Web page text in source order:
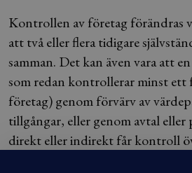
Kontrollen av företag förändras
att två eller flera tidigare
samman. Det kan även vara att
som redan kontrollerar minst ett
företag) genom förvärv av
tillgångar, eller genom avtal eller
direkt eller indirekt får kontroll